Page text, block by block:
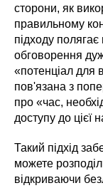
сторони, як
правильному
підходу
обговорення
«потенціал для
пов'язана з
про «час,
доступу до цієї
Такий підхід
можете
відкриваючи